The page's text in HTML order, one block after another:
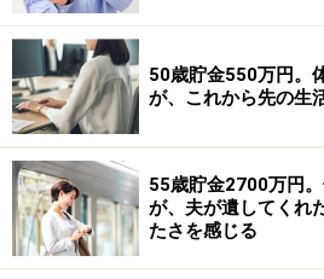
蓄が始められましたが、まだま
安です。つみたてNISAも始めま
ランスはどうでしょうか？
貯蓄は好きですが散財も好きな
締めるとストレスがたまり、使
レスとなり、無限ループでつらい
どもに迷惑をかけない老後資金の
50歳貯金550万円。
が、これから先の生
55歳貯金2700万円
が、夫が遺してくれ
たさを感じる